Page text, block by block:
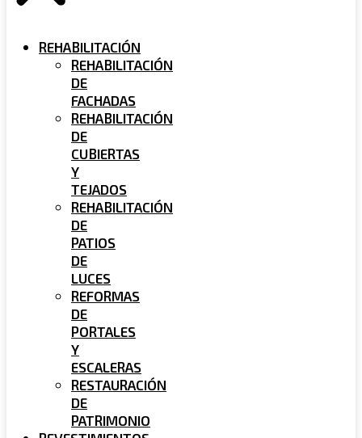
REHABILITACIÓN
REHABILITACIÓN
DE
FACHADAS
REHABILITACIÓN
DE
CUBIERTAS
Y
TEJADOS
REHABILITACIÓN
DE
PATIOS
DE
LUCES
REFORMAS
DE
PORTALES
Y
ESCALERAS
RESTAURACIÓN
DE
PATRIMONIO